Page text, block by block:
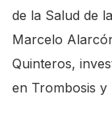
de la Salud de
Marcelo
Quinteros,
en Trombosis y